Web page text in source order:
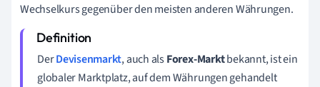
Wechselkurs gegenüber den meisten anderen Währungen.
DerDevisenmarkt, auch alsForex-Marktbekannt, ist ein
globaler Marktplatz, auf dem Währungen gehandelt